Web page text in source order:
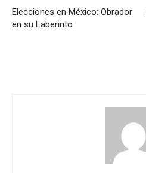
Elecciones en México: Obrador
en su Laberinto